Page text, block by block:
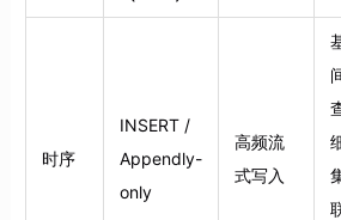
时序
INSERT /
Appendly-
only
高频流
式写入